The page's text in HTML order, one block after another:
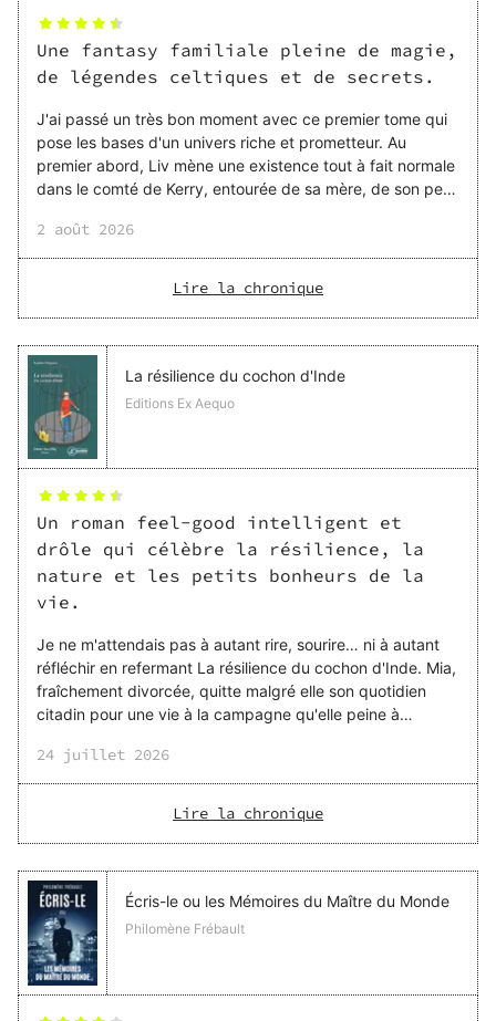
Une fantasy familiale pleine de magie,
de légendes celtiques et de secrets.
J'ai passé un très bon moment avec ce premier tome qui
pose les bases d'un univers riche et prometteur. Au
premier abord, Liv mène une existence tout à fait normale
dans le comté de Kerry, entourée de sa mère, de son petit
étrange événement la conduit à tomber dans l'étang
familial, toute sa vie bascule. Elle découvre que les
femmes de sa famille sont les Gardiennes, chargées de
qui va bouleverser toutes ses certitudes et l'entra
2 août 2026
Lire la chronique
La résilience du cochon d'Inde
Editions Ex Aequo
Un roman feel-good intelligent et
drôle qui célèbre la résilience, la
nature et les petits bonheurs de la
vie.
Je ne m'attendais pas à autant rire, sourire… ni à autant
réfléchir en refermant La résilience du cochon d'Inde. Mia,
fraîchement divorcée, quitte malgré elle son quotidien
citadin pour une vie à la campagne qu'elle peine à
aussi piquante qu'attachante, un mystérieux secret de
famille… et Paul, un cochon d'Inde qui semble avoir tout
compris à l'existence, elle va peu à peu réapprendre à
parfois mordants, mais toujou
24 juillet 2026
Lire la chronique
Écris-le ou les Mémoires du Maître du Monde
Philomène Frébault